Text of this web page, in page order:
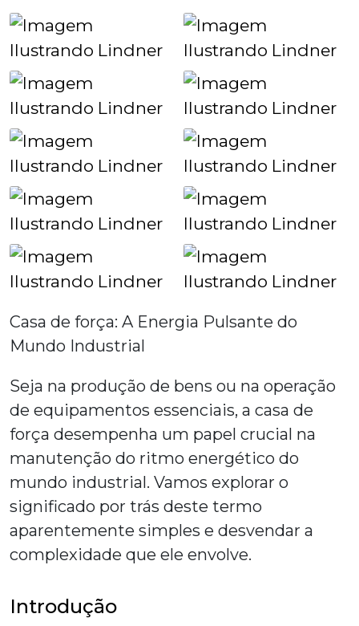
Casa de força: A Energia Pulsante do
Mundo Industrial
Seja na produção de bens ou na operação
de equipamentos essenciais, a casa de
força desempenha um papel crucial na
manutenção do ritmo energético do
mundo industrial. Vamos explorar o
significado por trás deste termo
aparentemente simples e desvendar a
complexidade que ele envolve.
Introdução